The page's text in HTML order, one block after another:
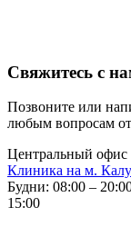
Свяжитесь с
Позвоните или
любым вопросам
Центральный офис
Клиника на м.
Будни: 08:00 –
15:00